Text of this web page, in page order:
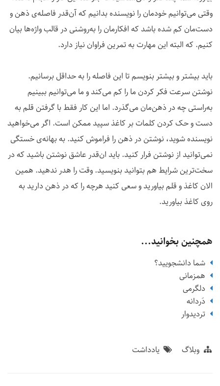
وقتی می‌توانیم خودمان را نویسنده بدانیم که آن‌قدر فاصله‌ی ذهن و
دست‌مان کم شده باشد که افکارمان را به‌روشنی در قالب واژه‌ها بیان
کنیم. که البته این مهارت به تمرین فراوان نیاز دارد.
باید بیشتر و بیشتر بنویسم تا این فاصله را به حداقل برسانیم.
نوشتن سرعت فکر کردن ما را کم می‌کند و ما می‌توانیم ببینیم
به‌راستی چه در ذهن‌مان می‌گذرد. اما این کار فقط با گرفتن قلم به
دست و حک کردن کلمات بر کاغذ سپید ممکن است. اگر می‌خواهید
نویسنده شوید، نوشتن در ذهن را فراموش کنید. به بهانه‌ی خستگی
نمی‌توانید از نوشتن فرار کنید. باید ان‌قدر عاشق نوشتن باشید که در
سخت‌ترین شرایط هم بتوانید بنویسید. وقت را هدر ندهید. همین
الان کاغذ و قلم بیاورید و سعی کنید هرچه را که در ذهن دارید به
روی کاغذ بیاورید.
همچنین بخوانید...
شما دانشجویید؟
همزمانی
دلگرمی
دَردانه
تردیدوار
وبلاگ یادداشت